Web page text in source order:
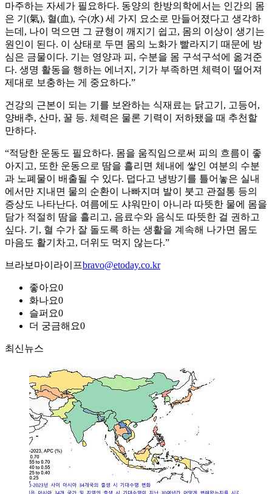
마주하는 자세가 필요하다. 동양의 한방의학에서는 인간의 몸
은 기(氣), 혈(血), 수(水) 세 가지 요소로 만들어졌다고 생각하
는데, 나이 먹으면 그 균형이 깨지기 쉽고, 몸의 이상이 생기는
원인이 된다. 이 상태로 두면 몸의 노화가 빨라지기 때문에 방
심은 금물이다. 기는 영양과 피, 수분을 몸 구석구석에 옮겨준
다. 생명 활동을 행하는 에너지, 기가 부족하면 체력이 떨어져
제대로 보충하는 게 중요하다.”
건강의 근본이 되는 기를 보완하는 식재료는 닭고기, 고등어,
양배추, 산마, 꿀 등. 체력은 물론 기력이 저하됐을 때 추천할
만하다.
“적당한 운동도 필요하다. 몸을 움직임으로써 피의 흐름이 좋
아지고, 또한 운동으로 땀을 흘리면 체내에 쌓인 여분의 수분
과 노폐물이 배출될 수 있다. 덥다고 냉방기를 틀어놓은 실내
에서만 지내면 물의 순환이 나빠지며 발이 붓고 관절통 등의
증상도 나타난다. 여름에도 샤워만이 아니라 따뜻한 물에 몸을
담가 적절히 땀을 흘리고, 음료수와 음식도 따뜻한 걸 권하고
싶다. 기, 혈 수가 잘 돌도록 하는 생활을 계속해 나가면 몸도
마음도 활기차고, 더위도 먹지 않는다.”
브라보마이라이프bravo@etoday.co.kr
좋아요0
화나요0
슬퍼요0
더 궁금해요0
최신뉴스